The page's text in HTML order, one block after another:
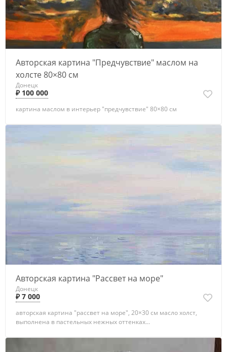
Авторская картина "Предчувствие" маслом на
холсте 80×80 см
Донецк
₽ 100 000
картина маслом в интерьер "предчувствие" 80×80 см
Авторская картина "Рассвет на море"
Донецк
₽ 7 000
авторская картина "рассвет на море", 20×30 см масло холст,
выполнена в пастельных нежных оттенках...